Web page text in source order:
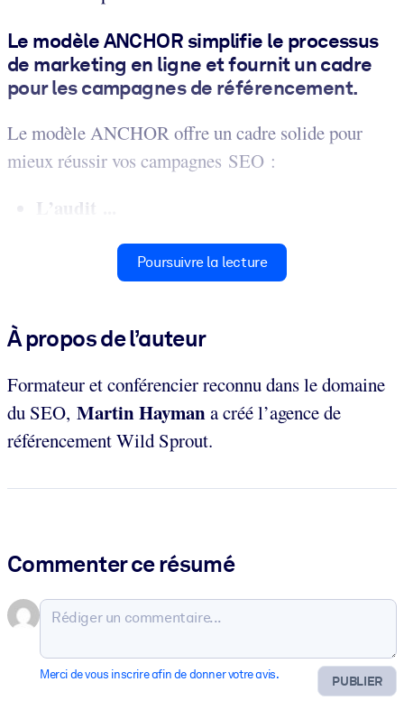
Le modèle ANCHOR simplifie le processus
de marketing en ligne et fournit un cadre
pour les campagnes de référencement.
Le modèle ANCHOR offre un cadre solide pour
mieux réussir vos campagnes SEO :
L’audit ...
Poursuivre la lecture
À propos de l’auteur
Formateur et conférencier reconnu dans le domaine
du SEO, Martin Haymana créé l’agence de
référencement Wild Sprout.
Commenter ce résumé
PUBLIER
Merci de vous inscrire afin de donner votre avis.